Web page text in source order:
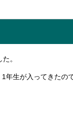
。
年生が入ってきたの